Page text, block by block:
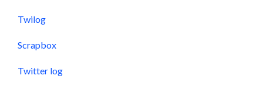
Twilog
Scrapbox
Twitter log